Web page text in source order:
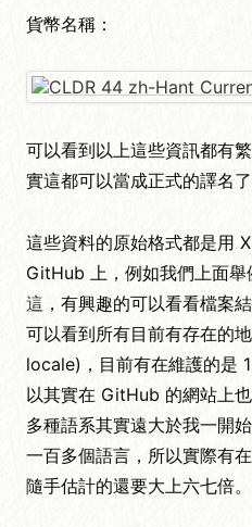
貨幣名稱：
可以看到以上這些資訊都有
實這都可以當成正式的譯名了
這些資料的原始格式都是用
GitHub 上，例如我們上面
這 ，有興趣的可以看看檔案
可以看到所有目前有存在的
locale)，目前有在維護的是
以其實在 GitHub 的網站上
多種語系其實遠大於我一開
一百多個語言，所以實際有
隨手估計的還要大上六七倍。